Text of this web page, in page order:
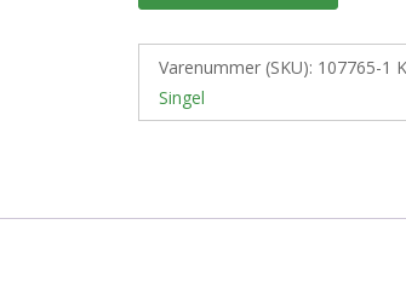
Varenummer (SKU): 107765-1
Singel